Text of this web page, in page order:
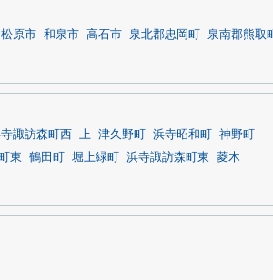
松原市 和泉市 高石市 泉北郡忠岡町
泉南郡熊取町
諏訪森町西 上 津久野町 浜寺昭和町
神野町
東 鶴田町 堀上緑町 浜寺諏訪森町東
菱木